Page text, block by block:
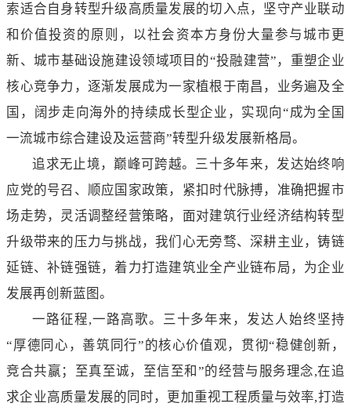
索适合自身转型升级高质量发展的切入点，坚守产业联动
和价值投资的原则，以社会资本方身份大量参与城市更
新、城市基础设施建设领域项目的“投融建营”，重塑企业
核心竞争力，逐渐发展成为一家植根于南昌，业务遍及全
国，阔步走向海外的持续成长型企业，实现向“成为全国
一流城市综合建设及运营商”转型升级发展新格局。
追求无止境，巅峰可跨越。三十多年来，发达始终响
应党的号召、顺应国家政策，紧扣时代脉搏，准确把握市
场走势，灵活调整经营策略，面对建筑行业经济结构转型
升级带来的压力与挑战，我们心无旁骛、深耕主业，铸链
延链、补链强链，着力打造建筑业全产业链布局，为企业
发展再创新蓝图。
一路征程,一路高歌。三十多年来，发达人始终坚持
“厚德同心，善筑同行”的核心价值观，贯彻“稳健创新，
竞合共赢；至真至诚，至信至和”的经营与服务理念,在追
求企业高质量发展的同时，更加重视工程质量与效率,打造